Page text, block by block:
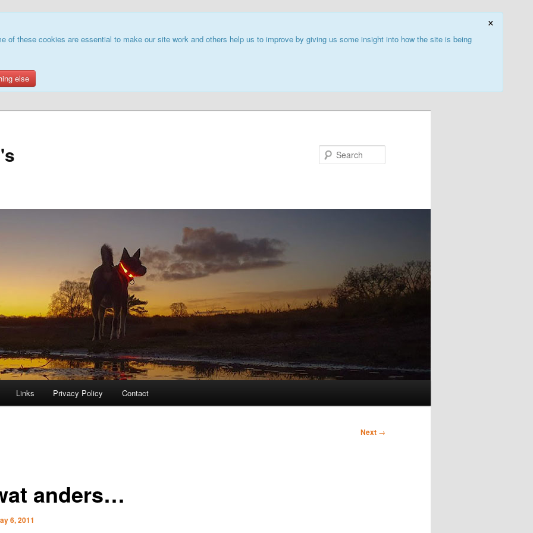
×
of these cookies are essential to make our site work and others help us to improve by giving us some insight into how the site is being
else
Links Privacy Policy Contact
Next →
anders…
6, 2011